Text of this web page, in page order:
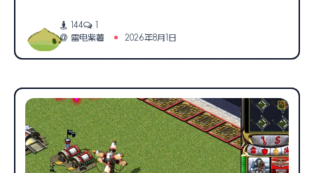
144
雷电紫薯
2026年8月1日